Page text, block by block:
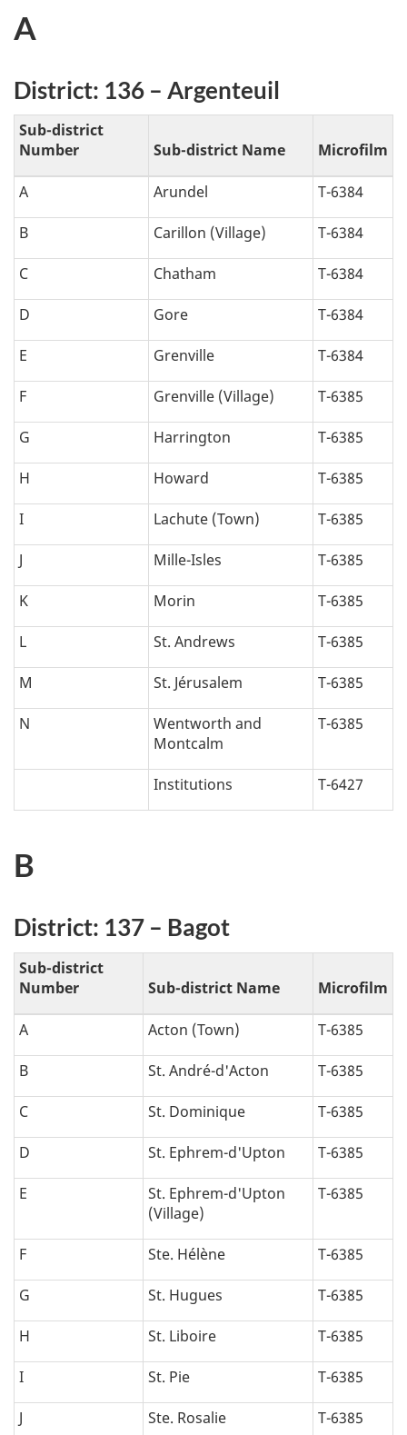
g
a
t
i
o
n
a
l
p
h
a
b
é
t
i
q
u
e
:
A
District: 136 – Argenteuil
Sub-district
Number
Sub-district Name Microfilm
A Arundel T-6384
B Carillon (Village) T-6384
C Chatham T-6384
D Gore T-6384
E Grenville T-6384
F Grenville (Village) T-6385
G Harrington T-6385
H Howard T-6385
I Lachute (Town) T-6385
J Mille-Isles T-6385
K Morin T-6385
L St. Andrews T-6385
M St. Jérusalem T-6385
N
Wentworth and
Montcalm
T-6385
Institutions T-6427
B
District: 137 – Bagot
Sub-district
Number
Sub-district Name Microfilm
A Acton (Town) T-6385
B St. André-d'Acton T-6385
C St. Dominique T-6385
D St. Ephrem-d'Upton T-6385
E
St. Ephrem-d'Upton
(Village)
T-6385
F Ste. Hélène T-6385
G St. Hugues T-6385
H St. Liboire T-6385
I St. Pie T-6385
J Ste. Rosalie T-6385